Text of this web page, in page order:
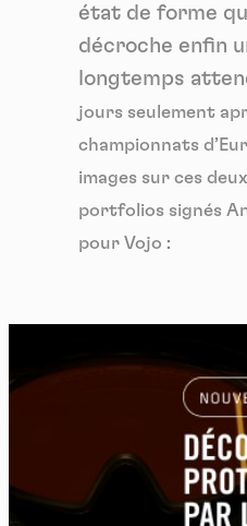
état de forme
décroche enfin
longtemps
jours seulement
championnats
images sur ces
portfolios signés
pour Vojo :